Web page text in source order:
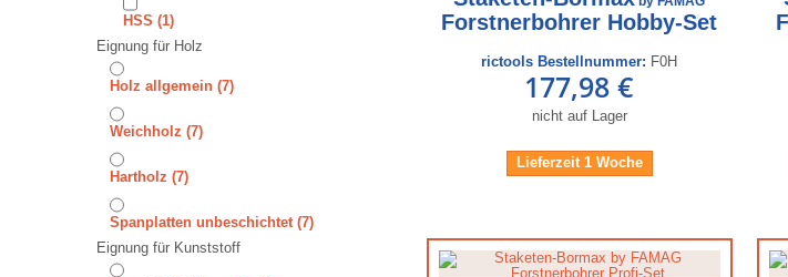
⁠⁠⁠⁠⁠⁠HSS (1)
Eignung für Holz
Holz allgemein (7)
⁠Weichholz (7)
⁠⁠⁠Hartholz (7)
⁠⁠⁠⁠⁠⁠⁠⁠Spanplatten unbeschichtet(7)
Eignung für Kunststoff
Forstnerbohrer Hobby-Set
rictools Bestellnummer: F0H
177,98 €
nicht auf Lager
Lieferzeit 1 Woche